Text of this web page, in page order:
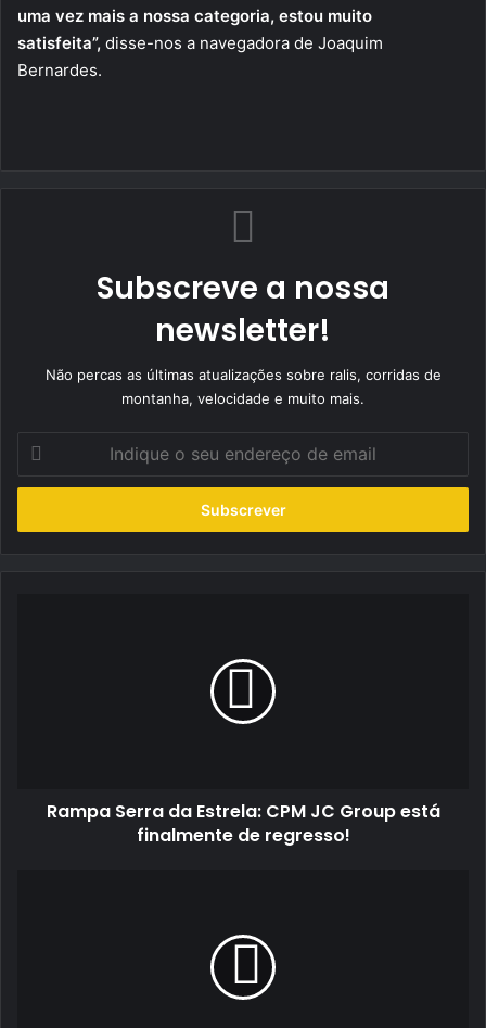
uma vez mais a nossa categoria, estou muito
satisfeita”, disse-nos a navegadora de Joaquim
Bernardes.
Subscreve a nossa
newsletter!
Não percas as últimas atualizações sobre ralis, corridas de
montanha, velocidade e muito mais.
seu
de
Rampa Serra da Estrela: CPM JC Group está
finalmente de regresso!